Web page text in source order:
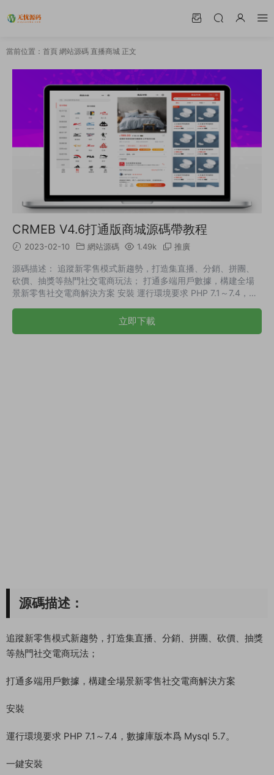
當前位置： 首頁 網站源碼 直播商城 正文
CRMEB V4.6打通版商城源碼帶教程
2023-02-10 網站源碼 1.49k 推廣
源碼描述： 追蹤新零售模式新趨勢，打造集直播、分銷、拼團、
砍價、抽獎等熱門社交電商玩法； 打通多端用戶數據，構建全場
景新零售社交電商解決方案 安裝 運行環境要求 PHP 7.1～7.4，數
根目錄下的/public，設置僞靜态爲thinkphp的僞靜态 在浏覽器中
輸入你的域名或IP, 安裝程序會自動執行安裝。期間系統會提醒你
立即下載
源碼描述：
追蹤新零售模式新趨勢，打造集直播、分銷、拼團、砍價、抽獎
等熱門社交電商玩法；
打通多端用戶數據，構建全場景新零售社交電商解決方案
安裝
運行環境要求 PHP 7.1～7.4，數據庫版本爲 Mysql 5.7。
一鍵安裝